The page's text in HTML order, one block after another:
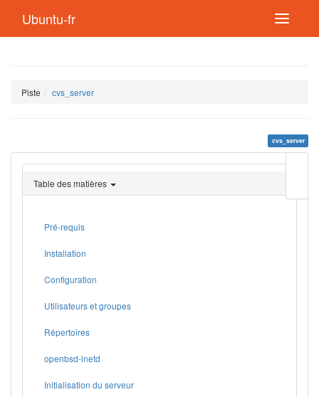
Ubuntu-fr
Piste cvs_server
cvs_server
page
Table des matières
Pré-requis
Installation
Configuration
Utilisateurs et groupes
Répertoires
openbsd-inetd
Initialisation du serveur